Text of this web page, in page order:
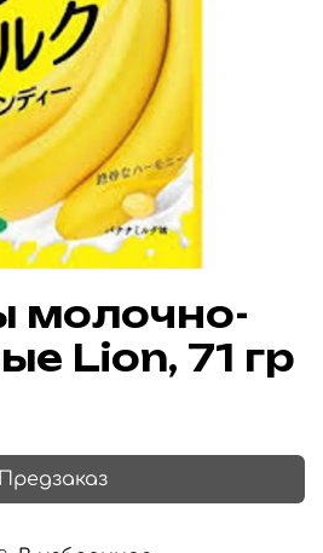
молочно-
Lion, 71 гр
Предзаказ